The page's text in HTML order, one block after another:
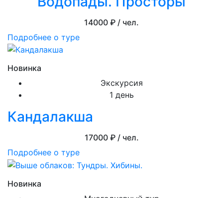
14000 ₽ / чел.
Подробнее о туре
Новинка
Экскурсия
1 день
Кандалакша
17000₽ / чел.
Подробнее о туре
Новинка